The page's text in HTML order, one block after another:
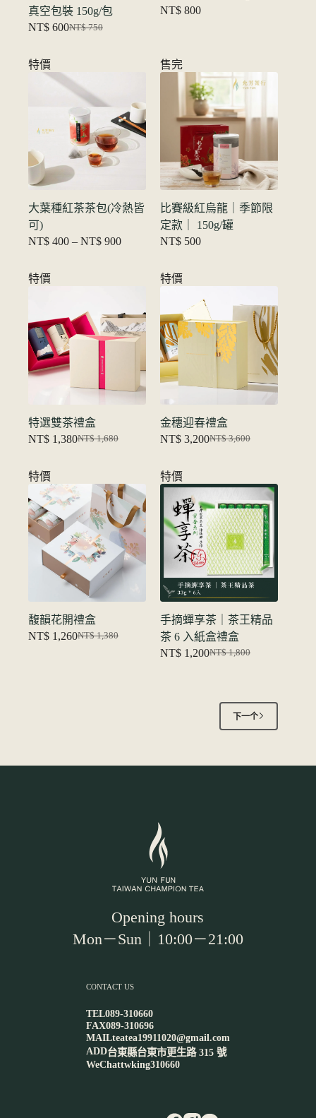
真空包裝 150g/包
NT$750
NT$ 750。
NT$ 600
格
为：
NT$ 600。
NT$ 800
特價
大葉種紅茶茶包(冷熱皆
可)
NT$ 400 – NT$ 900价
至
NT$ 900
售完
比賽級紅烏龍｜季節限
定款｜ 150g/罐
NT$ 500
特價
特選雙茶禮盒
NT$1,680
为：
NT$ 1,680。
NT$ 1,380
价
格
为：
NT$ 1,380。
特價
金穗迎春禮盒
NT$3,600
为：
NT$ 3,600。
NT$ 3,200
价
为：
NT$ 3,200。
特價
馥韻花開禮盒
NT$1,380
NT$ 1,260
特價
手摘蟬享茶｜茶王精品
茶 6 入紙盒禮盒
NT$1,800
NT$ 1,800。
NT$ 1,200
为：
下一个
Opening hours
Mon－Sun｜10:00－21:00
CONTACT US
TEL089-310660
FAX089-310696
MAILteatea19911020@gmail.com
ADD台東縣台東市更生路 315 號
WeChattwking310660